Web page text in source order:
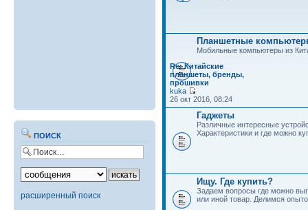
ПОИСК
расширенный поиск
Планшетные
Мобильные компьютеры из
Re: Китайские
планшеты, бренды,
прошивки
kuka
26 окт 2016, 08:24
Гаджеты
Различные интересные
Характеристики и где можно
Ищу. Где купить?
Задаем вопросы где можно
или иной товар. Делимся